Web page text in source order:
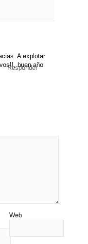
A explotar
buen año
Responder
Web